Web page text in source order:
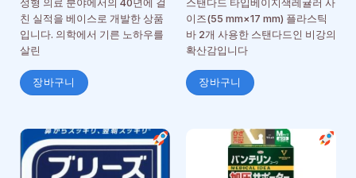
성형 의료 분야에서의 40년에 걸
친 실적을 베이스로 개발한 상품
입니다. 의학에서 기른 노하우를
살린
장바구니
스탠다드 타입베이지색레귤러 사
이즈(55 mm×17 mm) 플라스틱
바 2개 사용한 스탠다드인 비강의
확산감입니다
장바구니